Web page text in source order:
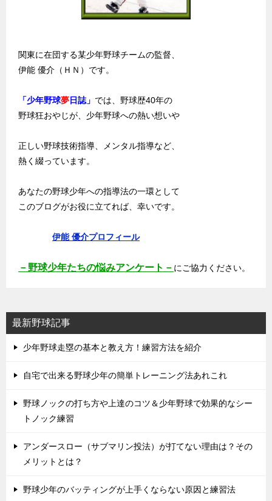
関東に在団する某少年野球チームの監督、
伊能 優介（ＨＮ）です。
「少年野球夢日誌」 では、野球歴40年の
野球狂おやじが、少年野球への熱い想いや
正しい野球技術指導、メンタル指導など、
熱く綴っています。
あなたの野球少年への指導法の一環として
このブログがお役に立てれば、幸いです。
伊能 優介プロフィール
－野球少年たちの悩みアンケート－ にご協力ください。
最新野球記事
少年野球走塁の基本と教え方！練習方法を紹介
自宅で出来る野球少年の簡単トレーニング法あれこれ
野球ノックの打ち方や上達のコツ＆少年野球で効果的なシー
トノック練習
アンダースロー（サブマリン投法）が打てない理由は？その
メリットとは？
野球少年のバッティングが上手くならない原因と練習法